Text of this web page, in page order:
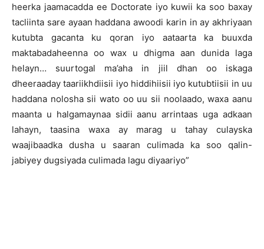
heerka jaamacadda ee Doctorate iyo kuwii ka soo baxay
tacliinta sare ayaan haddana awoodi karin in ay akhriyaan
kutubta gacanta ku qoran iyo aataarta ka buuxda
maktabadaheenna oo wax u dhigma aan dunida laga
helayn… suurtogal ma’aha in jiil dhan oo iskaga
dheeraaday taariikhdiisii iyo hiddihiisii iyo kutubtiisii in uu
haddana nolosha sii wato oo uu sii noolaado, waxa aanu
maanta u halgamaynaa sidii aanu arrintaas uga adkaan
lahayn, taasina waxa ay marag u tahay culayska
waajibaadka dusha u saaran culimada ka soo qalin-
jabiyey dugsiyada culimada lagu diyaariyo”